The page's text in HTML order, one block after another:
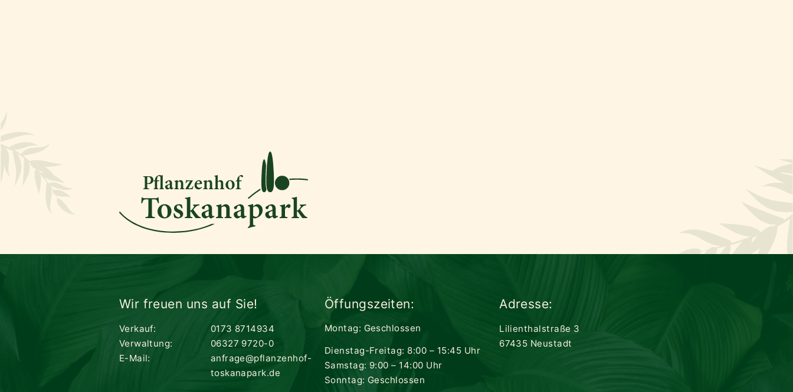
Wir freuen uns auf Sie!
Verkauf:
0173 8714934
Verwaltung:
06327 9720-0
E-Mail:
anfrage@pflanzenhof-
toskanapark.de
Öffungszeiten:
Montag: Geschlossen
Dienstag-Freitag: 8:00 – 15:45 Uhr
Samstag: 9:00 – 14:00 Uhr
Sonntag: Geschlossen
Adresse:
Lilienthalstraße 3
67435 Neustadt